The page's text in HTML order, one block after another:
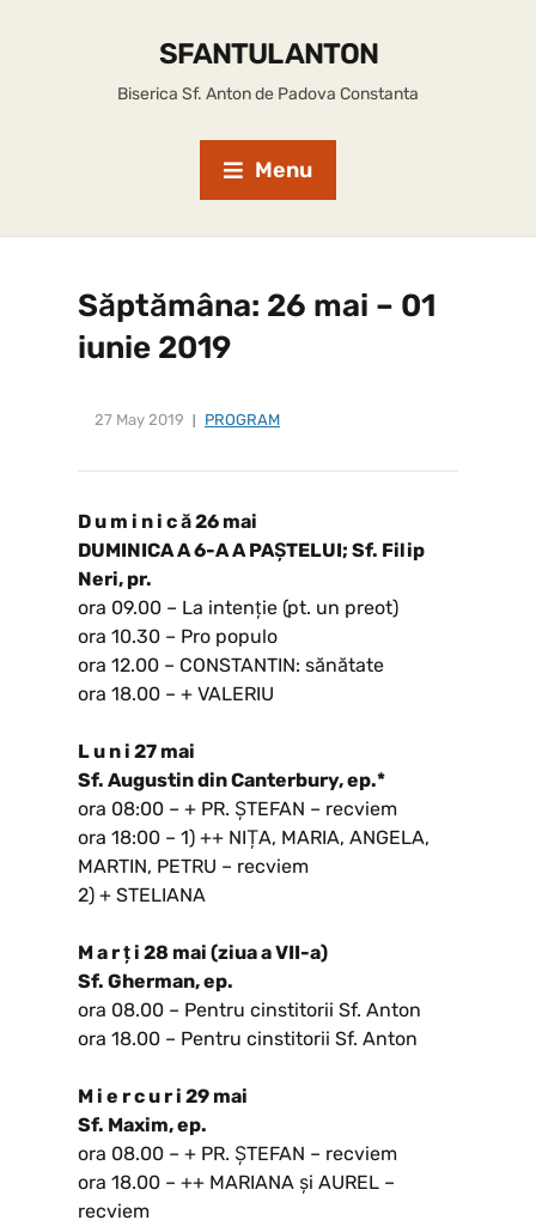
SFANTUL ANTON
Biserica Sf. Anton de Padova Constanta
Menu
Săptămâna: 26 mai – 01
iunie 2019
27 May 2019 PROGRAM
D u m i n i c ă 26 mai
DUMINICA A 6-A A PAȘTELUI; Sf. Filip
Neri, pr.
ora 09.00 – La intenție (pt. un preot)
ora 10.30 – Pro populo
ora 12.00 – CONSTANTIN: sănătate
ora 18.00 – + VALERIU
L u n i 27 mai
Sf. Augustin din Canterbury, ep.*
ora 08:00 – + PR. ȘTEFAN – recviem
ora 18:00 – 1) ++ NIȚA, MARIA, ANGELA,
MARTIN, PETRU – recviem
2) + STELIANA
M a r ț i 28 mai (ziua a VII-a)
Sf. Gherman, ep.
ora 08.00 – Pentru cinstitorii Sf. Anton
ora 18.00 – Pentru cinstitorii Sf. Anton
M i e r c u r i 29 mai
Sf. Maxim, ep.
ora 08.00 – + PR. ȘTEFAN – recviem
ora 18.00 – ++ MARIANA și AUREL –
recviem